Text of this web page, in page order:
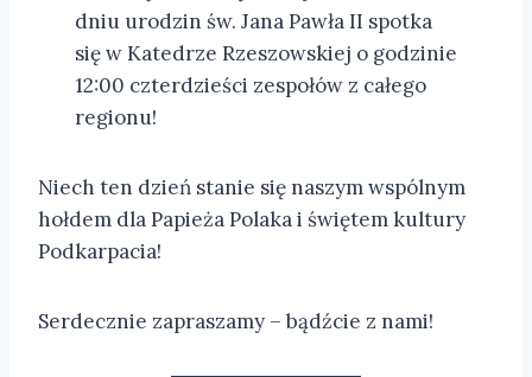
dniu urodzin św. Jana Pawła II spotka
się w Katedrze Rzeszowskiej o godzinie
12:00 czterdzieści zespołów z całego
regionu!
Niech ten dzień stanie się naszym wspólnym
hołdem dla Papieża Polaka i świętem kultury
Podkarpacia!
Serdecznie zapraszamy – bądźcie z nami!